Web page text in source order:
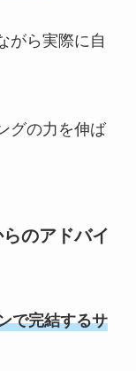
がら実際に自
グの力を伸ば
のアドバイ
で完結するサ